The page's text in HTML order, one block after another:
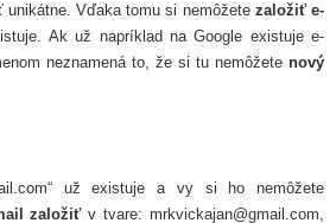
Vďaka tomu si nemôžete založiť e-
Ak už napríklad na Google existuje e-
neznamená to, že si tu nemôžete nový
už existuje a vy si ho nemôžete
založiťv tvare: mrkvickajan@gmail.com,